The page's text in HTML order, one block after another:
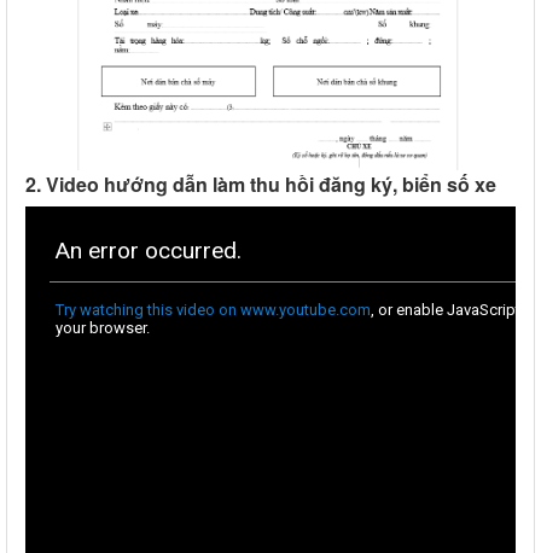
2. Video hướng dẫn làm thu hồi đăng ký, biển số xe